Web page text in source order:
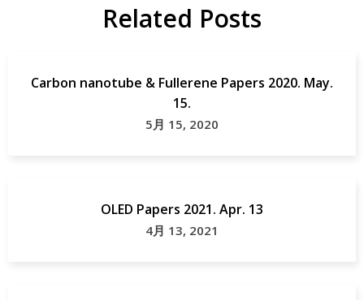
Related Posts
Carbon nanotube & Fullerene Papers 2020. May.
15.
5月 15, 2020
OLED Papers 2021. Apr. 13
4月 13, 2021